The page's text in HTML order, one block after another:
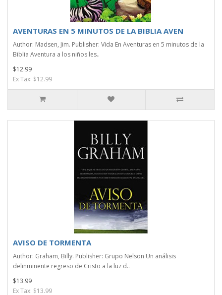
AVENTURAS EN 5 MINUTOS DE LA BIBLIA AVEN
Author: Madsen, Jim. Publisher: Vida En Aventuras en 5 minutos de la
Biblia Aventura a los niños les..
$12.99
Ex Tax: $12.99
AVISO DE TORMENTA
Author: Graham, Billy. Publisher: Grupo Nelson Un análisis
delinminente regreso de Cristo a la luz d..
$13.99
Ex Tax: $13.99